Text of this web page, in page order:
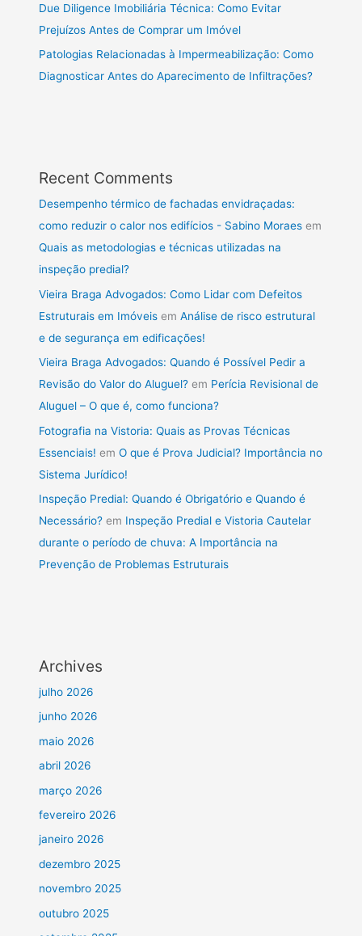
Due Diligence Imobiliária Técnica: Como Evitar
Prejuízos Antes de Comprar um Imóvel
Patologias Relacionadas à Impermeabilização: Como
Diagnosticar Antes do Aparecimento de Infiltrações?
Recent Comments
Desempenho térmico de fachadas envidraçadas:
como reduzir o calor nos edifícios - Sabino Moraes em
Quais as metodologias e técnicas utilizadas na
inspeção predial?
Vieira Braga Advogados: Como Lidar com Defeitos
Estruturais em Imóveis emAnálise de risco estrutural
e de segurança em edificações!
Vieira Braga Advogados: Quando é Possível Pedir a
Revisão do Valor do Aluguel? em Perícia Revisional de
Aluguel – O que é, como funciona?
Fotografia na Vistoria: Quais as Provas Técnicas
Essenciais! emO que é Prova Judicial? Importância no
Sistema Jurídico!
Inspeção Predial: Quando é Obrigatório e Quando é
Necessário? em Inspeção Predial e Vistoria Cautelar
durante o período de chuva: A Importância na
Prevenção de Problemas Estruturais
Archives
julho 2026
junho 2026
maio 2026
abril 2026
março 2026
fevereiro 2026
janeiro 2026
dezembro 2025
novembro 2025
outubro 2025